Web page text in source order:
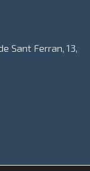
Sant Ferran, 13,